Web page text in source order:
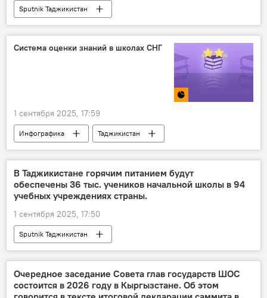
Sputnik Таджикистан
Система оценки знаний в школах СНГ
1 сентября 2025, 17:59
Инфографика
Таджикистан
Образование
СНГ
В Таджикистане горячим питанием будут
обеспечены 36 тыс. учеников начальной школы в 94
учебных учреждениях страны.
1 сентября 2025, 17:50
Sputnik Таджикистан
Очередное заседание Совета глав государств ШОС
состоится в 2026 году в Кыргызстане. Об этом